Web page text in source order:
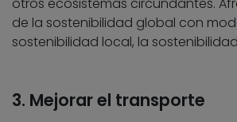
otros ecosistemas circundantes.
de la sostenibilidad global con
sostenibilidad local, la sostenibilidad
3. Mejorar el transporte